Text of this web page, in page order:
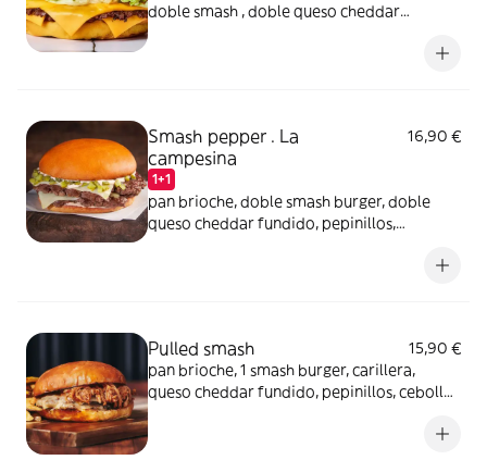
doble smash , doble queso cheddar
lechuga iceberg y la acidez de los pepinillos
Smash pepper . La
campesina
1+1
16,90 €
pan brioche, doble smash burger, doble
queso cheddar fundido, pepinillos,
Pulled smash
15,90 €
pan brioche, 1 smash burger, carillera,
queso cheddar fundido, pepinillos, cebolla